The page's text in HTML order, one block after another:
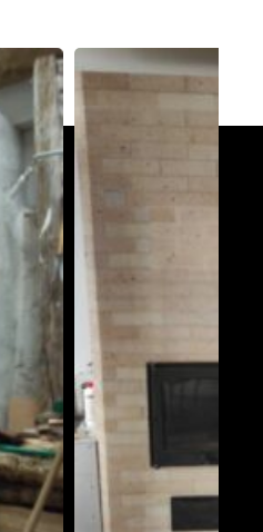
01130
Oxalis modèle XL
Taille L
L